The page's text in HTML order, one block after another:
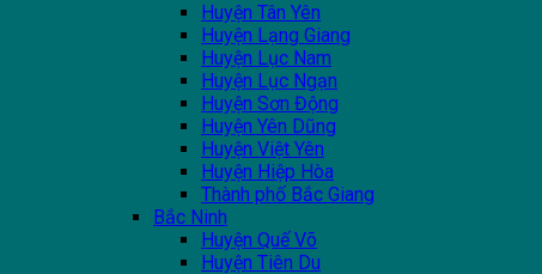
Huyện Tân Yên
Huyện Lạng Giang
Huyện Lục Nam
Huyện Lục Ngạn
Huyện Sơn Động
Huyện Yên Dũng
Huyện Việt Yên
Huyện Hiệp Hòa
Thành phố Bắc Giang
Bắc Ninh
Huyện Quế Võ
Huyện Tiên Du